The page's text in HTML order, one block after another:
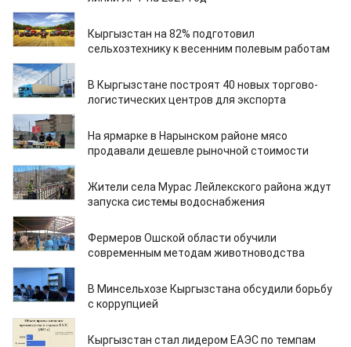
25.02.2026
Кыргызстан на 82% подготовил
сельхозтехнику к весенним полевым работам
25.02.2026
В Кыргызстане построят 40 новых торгово-
логистических центров для экспорта
25.02.2026
На ярмарке в Нарынском районе мясо
продавали дешевле рыночной стоимости
25.02.2026
Жители села Мурас Лейлекского района ждут
запуска системы водоснабжения
25.02.2026
Фермеров Ошской области обучили
современным методам животноводства
24.02.2026
В Минсельхозе Кыргызстана обсудили борьбу
с коррупцией
24.02.2026
Кыргызстан стал лидером ЕАЭС по темпам